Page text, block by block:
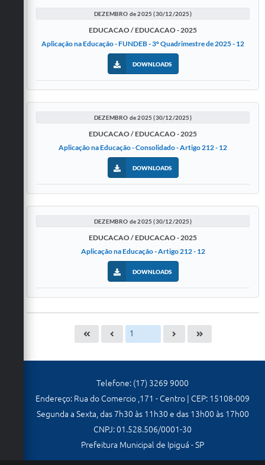
DEZEMBRO de 2025 (30/12/2025)
EDUCACAO / EDUCACAO - 2025
Aplicação na Educação - FUNDEB - 3º Quadrimestre de 2025 - 12
DOWNLOADS
DEZEMBRO de 2025 (30/12/2025)
EDUCACAO / EDUCACAO - 2025
Aplicação na Educação - Consolidado - Artigo 212 - 12
DOWNLOADS
DEZEMBRO de 2025 (30/12/2025)
EDUCACAO / EDUCACAO - 2025
Aplicação na Educação - Artigo 212 - 12
DOWNLOADS
Telefone: (17) 3269 9000
Endereço: Rua do Comercio ,171 - Centro | CEP: 15108-009
Segunda a Sexta, das 7h30 às 11h30 e das 13h00 às 17h00
CNPJ: 01.528.506/0001-30
Prefeitura Municipal de Ipiguá - SP